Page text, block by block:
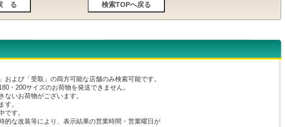
よび「受取」の両方可能な店舗のみ検索可能です。
200サイズのお荷物を発送できません。
いお荷物がございます。
。
す。
な改装等により、表示結果の営業時間・営業曜日が